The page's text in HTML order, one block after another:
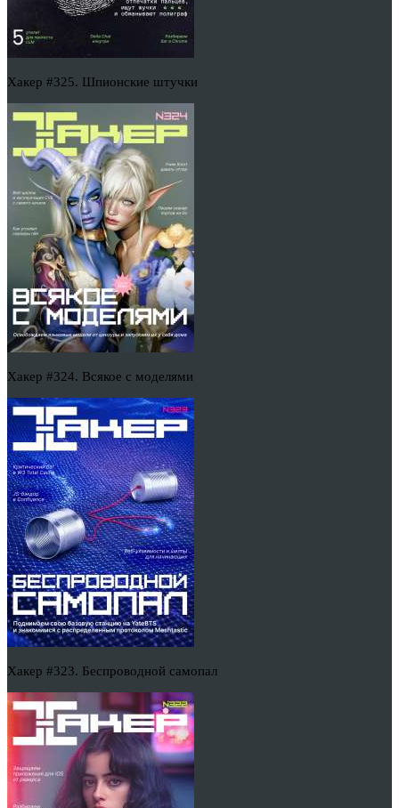
Хакер #325. Шпионские штучки
Хакер #324. Всякое с моделями
Хакер #323. Беспроводной самопал